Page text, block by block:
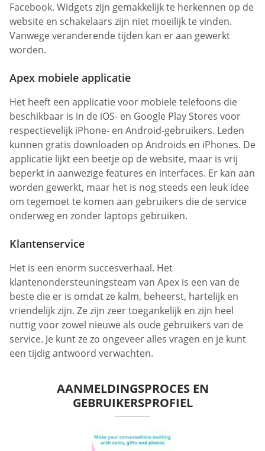
Facebook. Widgets zijn gemakkelijk te herkennen op de
website en schakelaars zijn niet moeilijk te vinden.
Vanwege veranderende tijden kan er aan gewerkt
worden.
Apex mobiele applicatie
Het heeft een applicatie voor mobiele telefoons die
beschikbaar is in de iOS- en Google Play Stores voor
respectievelijk iPhone- en Android-gebruikers. Leden
kunnen gratis downloaden op Androids en iPhones. De
applicatie lijkt een beetje op de website, maar is vrij
beperkt in aanwezige features en interfaces. Er kan aan
worden gewerkt, maar het is nog steeds een leuk idee
om tegemoet te komen aan gebruikers die de service
onderweg en zonder laptops gebruiken.
Klantenservice
Het is een enorm succesverhaal. Het
klantenondersteuningsteam van Apex is een van de
beste die er is omdat ze kalm, beheerst, hartelijk en
vriendelijk zijn. Ze zijn zeer toegankelijk en zijn heel
nuttig voor zowel nieuwe als oude gebruikers van de
service. Je kunt ze zo ongeveer alles vragen en je kunt
een tijdig antwoord verwachten.
AANMELDINGSPROCES EN
GEBRUIKERSPROFIEL